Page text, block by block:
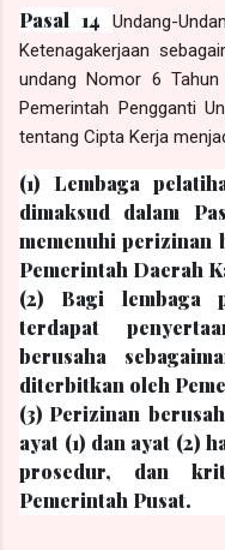
Pasal 14 Undang-
Ketenagakerjaan
undang Nomor 6
Pemerintah Pengganti
tentang Cipta Kerja
(1) Lembaga
dimaksud dalam
memenuhi perizinan
Pemerintah Daerah
(2) Bagi lembaga
terdapat
berusaha
diterbitkan oleh
(3) Perizinan
ayat (1) dan ayat (2)
prosedur, dan
Pemerintah Pusat.